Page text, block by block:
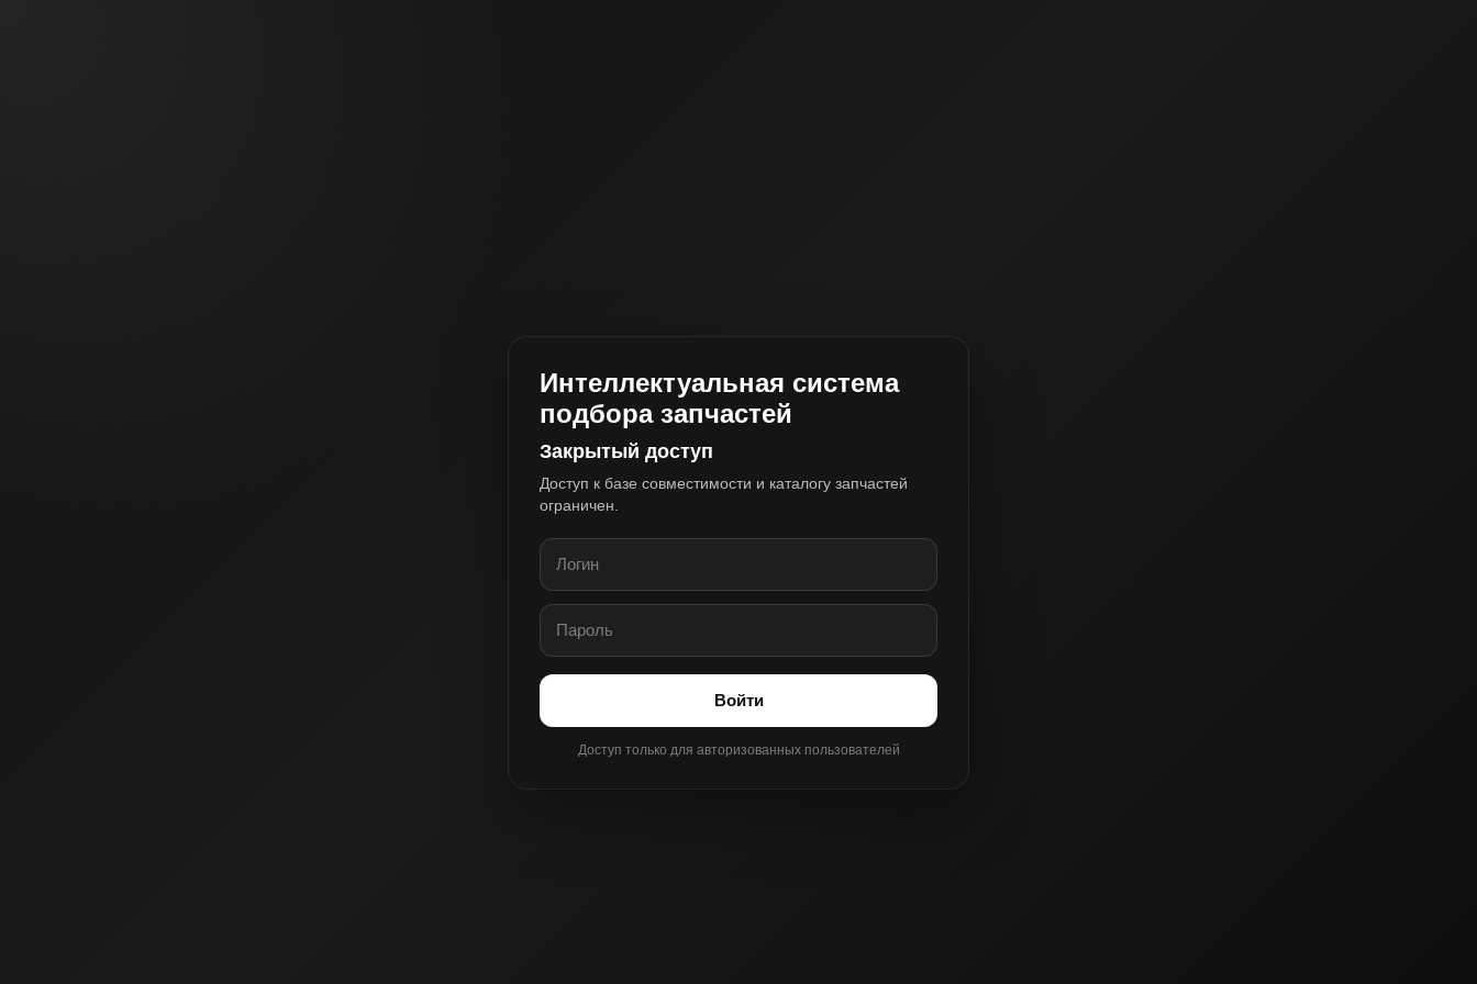
Интеллектуальная система
подбора запчастей
Закрытый доступ
Доступ к базе совместимости и каталогу запчастей
ограничен.
Войти
Доступ только для авторизованных пользователей